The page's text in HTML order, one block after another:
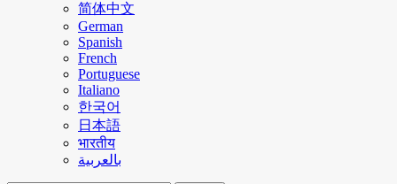
简体中文
German
Spanish
French
Portuguese
Italiano
한국어
日本語
भारतीय
بالعربية